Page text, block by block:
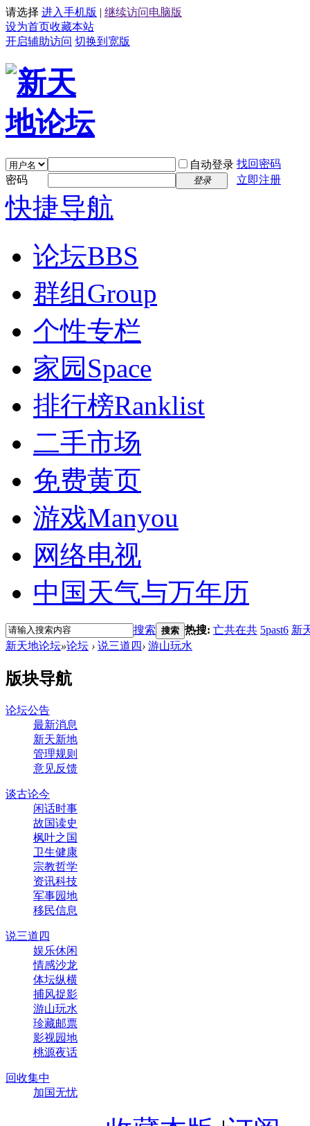
请选择 进入手机版 | 继续访问电脑版
设为首页收藏本站
开启辅助访问 切换到宽版
自动登录 找回密码
密码
登录 立即注册
快捷导航
论坛BBS
群组 Group
个性专栏
家园 Space
排行榜Ranklist
二手市场
免费黄页
游戏Manyou
网络电视
中国天气与万年历
搜索 搜索 热搜: 亡共在共 5past6 新
新天地论坛»论坛 › 说三道四› 游山玩水
版块导航
论坛公告
最新消息
新天新地
管理规则
意见反馈
谈古论今
闲话时事
故国读史
枫叶之国
卫生健康
宗教哲学
资讯科技
军事园地
移民信息
说三道四
娱乐休闲
情感沙龙
体坛纵横
捕风捉影
游山玩水
珍藏邮票
影视园地
桃源夜话
回收集中
加国无忧